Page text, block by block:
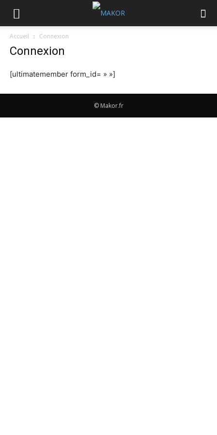
Accueil Connexion
Connexion
[ultimatemember form_id= » »]
© Makor.fr